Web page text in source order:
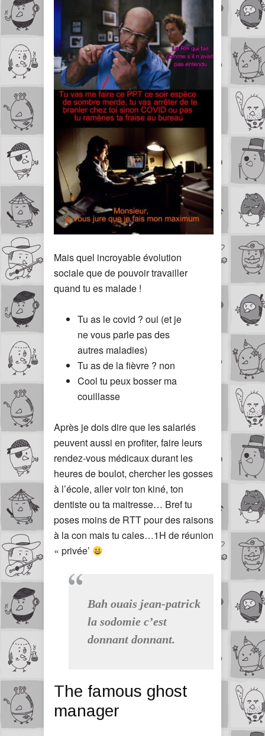
Mais quel incroyable évolution
sociale que de pouvoir travailler
quand tu es malade !
Tu as le covid ? oui (et je
ne vous parle pas des
autres maladies)
Tu as de la fièvre ? non
Cool tu peux bosser ma
couillasse
Après je dois dire que les salariés
peuvent aussi en profiter, faire leurs
rendez-vous médicaux durant les
heures de boulot, chercher les gosses
à l’école, aller voir ton kiné, ton
dentiste ou ta maitresse… Bref tu
poses moins de RTT pour des raisons
à la con mais tu cales…1H de réunion
« privée’
Bah ouais jean-patrick
la sodomie c’est
donnant donnant.
The famous ghost
manager